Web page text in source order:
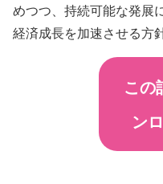
めつつ、持続可能な発展
経済成長を加速させる方
この
ン